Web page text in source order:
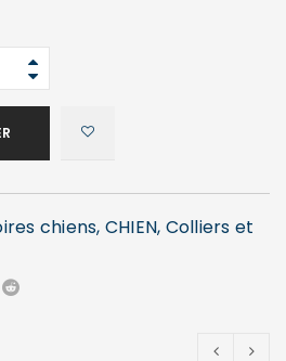
chiens, CHIEN, Colliers et